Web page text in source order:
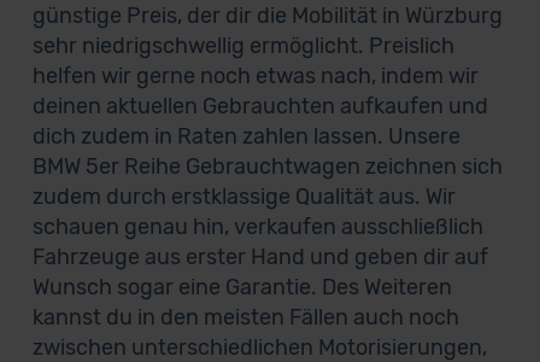
günstige Preis, der dir die Mobilität in Würzburg
sehr niedrigschwellig ermöglicht. Preislich
helfen wir gerne noch etwas nach, indem wir
deinen aktuellen Gebrauchten aufkaufen und
dich zudem in Raten zahlen lassen. Unsere
BMW 5er Reihe Gebrauchtwagen zeichnen sich
zudem durch erstklassige Qualität aus. Wir
schauen genau hin, verkaufen ausschließlich
Fahrzeuge aus erster Hand und geben dir auf
Wunsch sogar eine Garantie. Des Weiteren
kannst du in den meisten Fällen auch noch
zwischen unterschiedlichen Motorisierungen,